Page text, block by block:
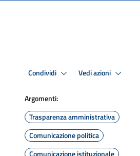
Condividi Vedi azioni
Argomenti:
Trasparenza amministrativa
Comunicazione politica
Comunicazione istituzionale